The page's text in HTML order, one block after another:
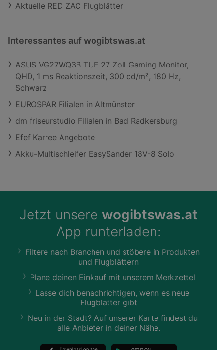
Aktuelle RED ZAC Flugblätter
Interessantes auf wogibtswas.at
ASUS VG27WQ3B TUF 27 Zoll Gaming Monitor,
QHD, 1 ms Reaktionszeit, 300 cd/m², 180 Hz,
Schwarz
EUROSPAR Filialen in Altmünster
dm friseurstudio Filialen in Bad Radkersburg
Efef Karree Angebote
Akku-Multischleifer EasySander 18V-8 Solo
Jetzt unsere wogibtswas.at
App runterladen:
Filtere nach Branchen und stöbere in Produkten
und Flugblättern
Plane deinen Einkauf mit unserem Merkzettel
Lasse dich benachrichtigen, wenn es neue
Flugblätter gibt
Neu in der Stadt? Auf unserer Karte findest du
alle Anbieter in deiner Nähe.